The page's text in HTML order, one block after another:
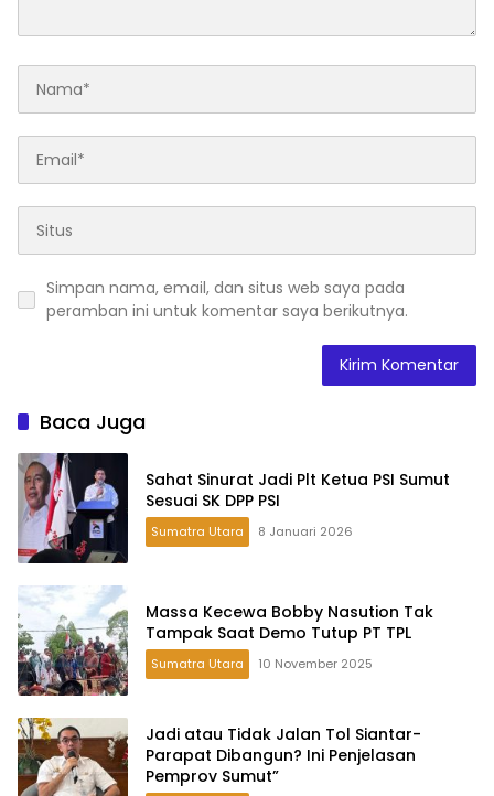
Simpan nama, email, dan situs web saya pada
peramban ini untuk komentar saya berikutnya.
Baca Juga
Sahat Sinurat Jadi Plt Ketua PSI Sumut
Sesuai SK DPP PSI
Sumatra Utara 8 Januari 2026
Massa Kecewa Bobby Nasution Tak
Tampak Saat Demo Tutup PT TPL
Sumatra Utara 10 November 2025
Jadi atau Tidak Jalan Tol Siantar-
Parapat Dibangun? Ini Penjelasan
Pemprov Sumut”